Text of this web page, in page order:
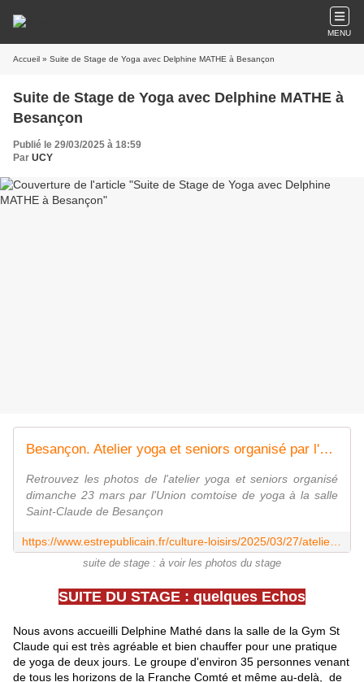
MENU
Accueil » Suite de Stage de Yoga avec Delphine MATHE à Besançon
Suite de Stage de Yoga avec Delphine MATHE à
Besançon
Publié le 29/03/2025 à 18:59
Par UCY
Besançon. Atelier yoga et seniors organisé par l'Union comtoise de yoga
Retrouvez les photos de l'atelier yoga et seniors organisé
dimanche 23 mars par l'Union comtoise de yoga à la salle
Saint-Claude de Besançon
suite de stage : à voir les photos du stage
SUITE DU STAGE : quelques Echos
Nous avons accueilli Delphine Mathé dans la salle de la Gym St
Claude qui est très agréable et bien chauffer pour une pratique
de yoga de deux jours. Le groupe d'environ 35 personnes venant
de tous les horizons de la Franche Comté et même au-delà, de